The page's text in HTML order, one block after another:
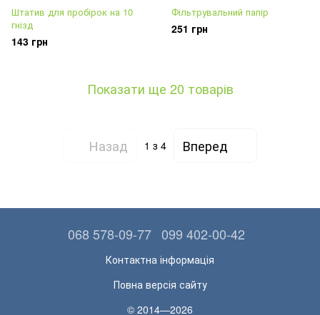
Штатив для пробірок на 10
гнізд
143 грн
Фільтрувальний папір
251 грн
Показати ще 20 товарів
Назад 1 з 4 Вперед
068 578-09-77 099 402-00-42
Контактна інформація
Повна версія сайту
© 2014—2026